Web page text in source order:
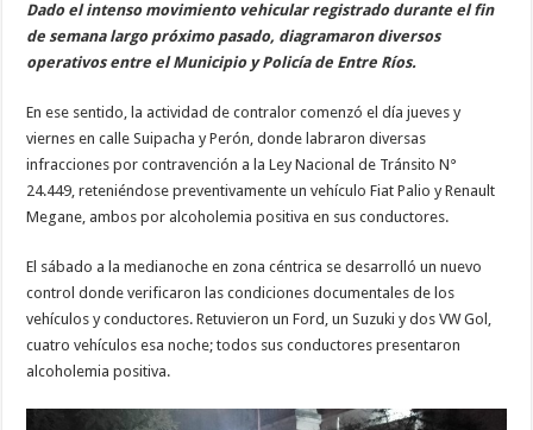
Dado el intenso movimiento vehicular registrado durante el fin
de semana largo próximo pasado, diagramaron diversos
operativos entre el Municipio y Policía de Entre Ríos.
En ese sentido, la actividad de contralor comenzó el día jueves y
viernes en calle Suipacha y Perón, donde labraron diversas
infracciones por contravención a la Ley Nacional de Tránsito N°
24.449, reteniéndose preventivamente un vehículo Fiat Palio y Renault
Megane, ambos por alcoholemia positiva en sus conductores.
El sábado a la medianoche en zona céntrica se desarrolló un nuevo
control donde verificaron las condiciones documentales de los
vehículos y conductores. Retuvieron un Ford, un Suzuki y dos VW Gol,
cuatro vehículos esa noche; todos sus conductores presentaron
alcoholemia positiva.